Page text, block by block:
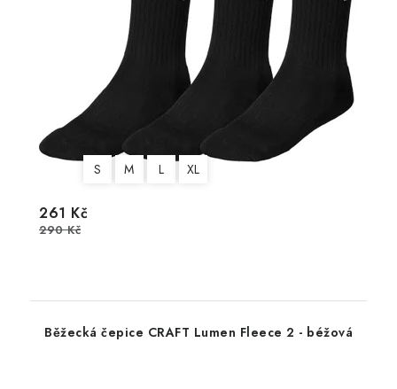
S M L XL
261 Kč
290 Kč
Běžecká čepice CRAFT Lumen Fleece 2 - béžová